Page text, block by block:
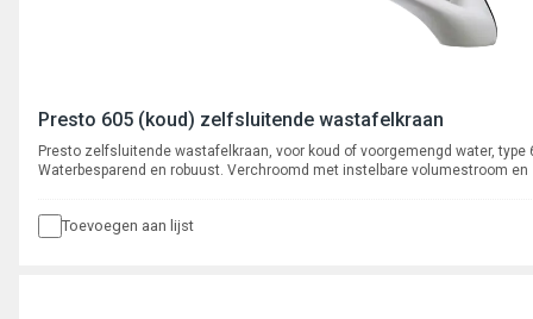
Presto 605 (koud) zelfsluitende wastafelkraan
Presto zelfsluitende wastafelkraan, voor koud of voorgemengd water, type
Waterbesparend en robuust. Verchroomd met instelbare volumestroom
Toevoegen aan lijst